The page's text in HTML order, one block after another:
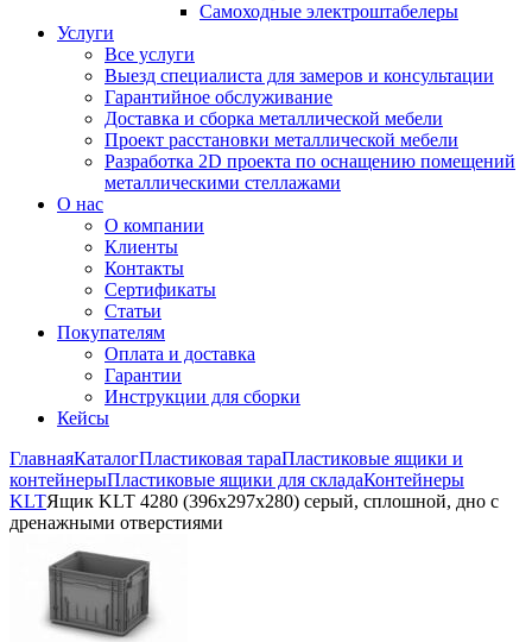
Самоходные электроштабелеры
Услуги
Все услуги
Выезд специалиста для замеров и консультации
Гарантийное обслуживание
Доставка и сборка металлической мебели
Проект расстановки металлической мебели
Разработка 2D проекта по оснащению помещений
металлическими стеллажами
О нас
О компании
Клиенты
Контакты
Сертификаты
Статьи
Покупателям
Оплата и доставка
Гарантии
Инструкции для сборки
Кейсы
ГлавнаяКаталогПластиковая тараПластиковые ящики и
контейнерыПластиковые ящики для складаКонтейнеры
KLTЯщик KLT 4280 (396х297х280) серый, сплошной, дно с
дренажными отверстиями